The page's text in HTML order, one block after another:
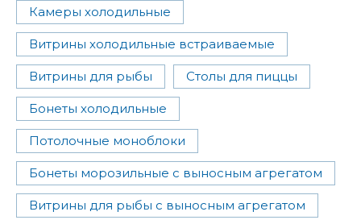
Камеры холодильные
Витрины холодильные встраиваемые
Витрины для рыбы Столы для пиццы
Бонеты холодильные
Потолочные моноблоки
Бонеты морозильные с выносным агрегатом
Витрины для рыбы с выносным агрегатом